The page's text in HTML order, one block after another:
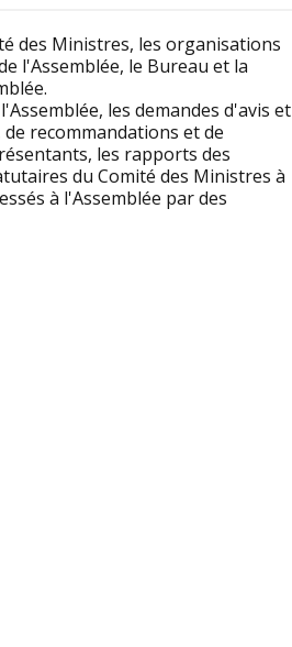
des Ministres, les organisations
l'Assemblée, le Bureau et la
les demandes d'avis et
recommandations et de
les rapports des
du Comité des Ministres à
à l'Assemblée par des